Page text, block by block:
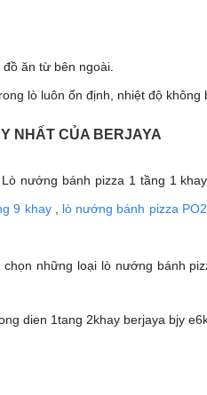
ăn từ bên ngoài.
lò luôn ổn định, nhiệt độ không
NHẤT CỦA BERJAYA
nướng bánh pizza 1 tầng 1
9 khay, lò nướng bánh pizza
những loại lò nướng bánh